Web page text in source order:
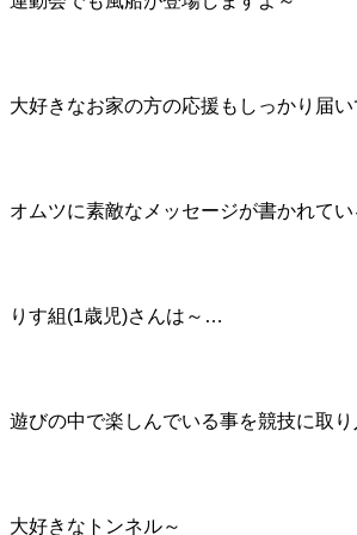
大好きなお家の方の応援もしっかり届
オムツに素敵なメッセージが書かれて
りす組(1歳児)さんは～…
遊びの中で楽しんでいる事を競技に取
大好きなトンネル～